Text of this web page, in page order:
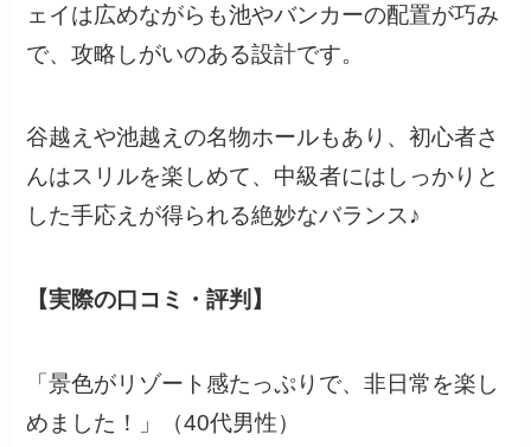
ェイは広めながらも池やバンカーの配置が巧み
で、攻略しがいのある設計です。
谷越えや池越えの名物ホールもあり、初心者さ
んはスリルを楽しめて、中級者にはしっかりと
した手応えが得られる絶妙なバランス♪
【実際の口コミ・評判】
「景色がリゾート感たっぷりで、非日常を楽し
めました！」（40代男性）